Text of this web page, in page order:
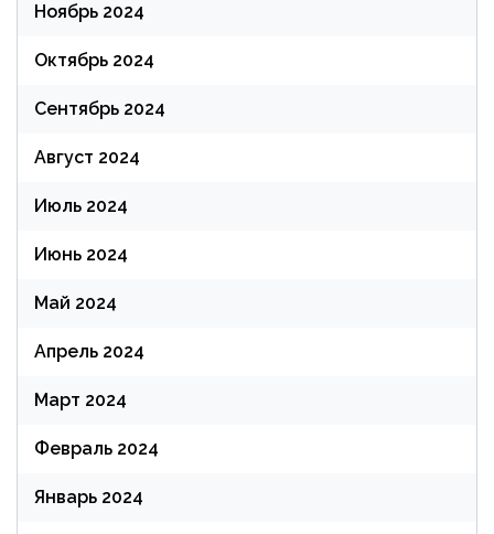
Ноябрь 2024
Октябрь 2024
Сентябрь 2024
Август 2024
Июль 2024
Июнь 2024
Май 2024
Апрель 2024
Март 2024
Февраль 2024
Январь 2024